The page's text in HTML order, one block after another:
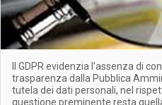
Il GDPR evidenzia l’assenza di
trasparenza dalla Pubblica
tutela dei dati personali, nel
questione preminente resta